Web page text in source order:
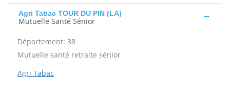
Agri Tabac TOUR DU PIN (LA)
Mutuelle Santé Sénior
Département: 38
Mutuelle santé retraite sénior
Agri Tabac